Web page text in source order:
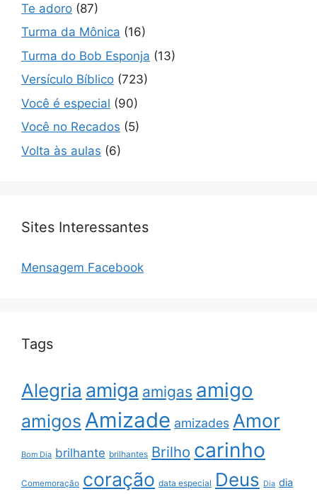
Te adoro (87)
Turma da Mônica (16)
Turma do Bob Esponja (13)
Versículo Bíblico (723)
Você é especial (90)
Você no Recados (5)
Volta às aulas (6)
Sites Interessantes
Mensagem Facebook
Tags
Alegria amiga amigas amigo
amigos Amizade amizades Amor
Bom Dia brilhante brilhantes Brilho carinho
Comemoração coração data especial Deus Dia dia